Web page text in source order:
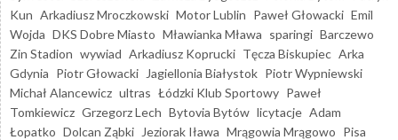
Kun Arkadiusz Mroczkowski Motor Lublin Paweł Głowacki Emil
Wojda DKS Dobre Miasto Mławianka Mława sparingi Barczewo
Zin Stadion wywiad Arkadiusz Koprucki Tęcza Biskupiec Arka
Gdynia Piotr Głowacki Jagiellonia Białystok Piotr Wypniewski
Michał Alancewicz ultras Łódzki Klub Sportowy Paweł
Tomkiewicz Grzegorz Lech Bytovia Bytów licytacje Adam
Łopatko Dolcan Ząbki Jeziorak Iława Mrągowia Mrągowo Pisa